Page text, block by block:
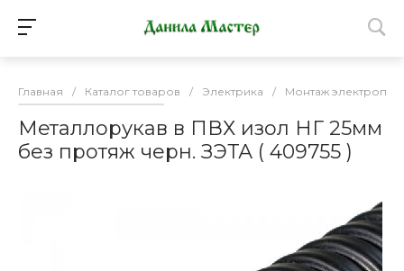
Главная / Каталог товаров / Электрика / Монтаж
Металлорукав в ПВХ изол НГ 25мм
без протяж черн. ЗЭТА ( 409755 )